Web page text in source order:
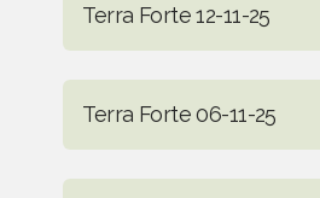
Terra Forte 12-11-25
Terra Forte 06-11-25